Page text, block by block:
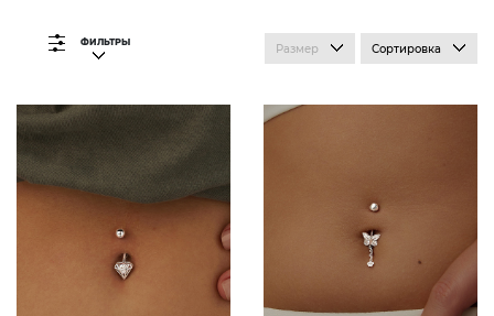
ФИЛЬТРЫ Размер Сортировка